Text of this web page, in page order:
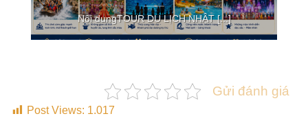
Nội dungTOUR DU LỊCH NHẬT [...]
Gửi đánh giá
Post Views: 1.017